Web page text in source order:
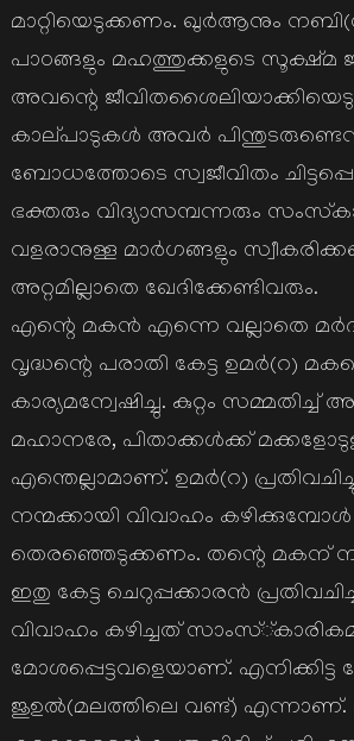
മാറ്റിയെടുക്കണം. ഖുര്‍ആനും
പാഠങ്ങളും മഹത്തുക്കളുടെ സൂക്ഷ്‌മ
അവന്റെ
കാല്‌പാടുകള്‍ അവര്‍
ബോധത്തോടെ സ്വജീവിതം
ഭക്തരും വിദ്യാസമ്പന്നരും
വളരാനുള്ള മാര്‍ഗങ്ങളും
അറ്റമില്ലാതെ ഖേദിക്കേണ്ടിവരും.
എന്റെ മകന്‍ എന്നെ വല്ലാതെ
വൃദ്ധന്റെ പരാതി കേട്ട ഉമര്‍(റ)
കാര്യമന്വേഷിച്ചു. കുറ്റം സമ്മതിച്ച്‌
മഹാനരേ, പിതാക്കള്‍ക്ക്‌
എന്തെല്ലാമാണ്‌. ഉമര്‍(റ)
നന്മക്കായി വിവാഹം
തെരഞ്ഞെടുക്കണം. തന്റെ മകന്‌
ഇതു കേട്ട ചെറുപ്പക്കാരന്‍
വിവാഹം കഴിച്ചത്‌
മോശപ്പെട്ടവളെയാണ്‌. എനിക്കിട്ട
ജുഉല്‍(മലത്തിലെ വണ്ട്‌)